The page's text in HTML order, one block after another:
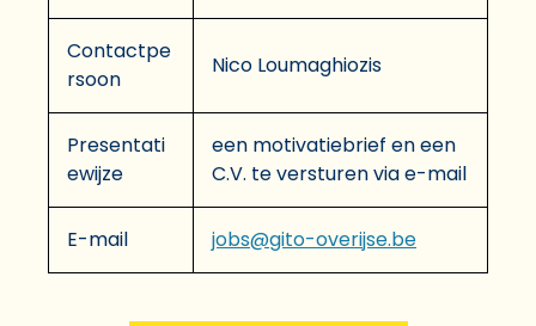
Contactpe
rsoon
Nico Loumaghiozis
Presentati
ewijze
een motivatiebrief en een
C.V. te versturen via e-mail
E-mail jobs@gito-overijse.be